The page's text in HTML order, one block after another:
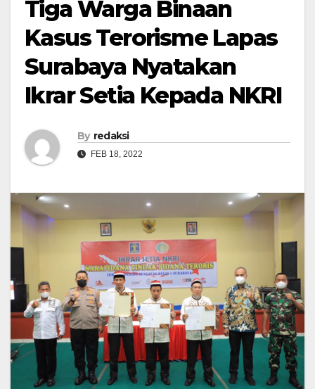
Tiga Warga Binaan
Kasus Terorisme Lapas
Surabaya Nyatakan
Ikrar Setia Kepada NKRI
By redaksi
FEB 18, 2022